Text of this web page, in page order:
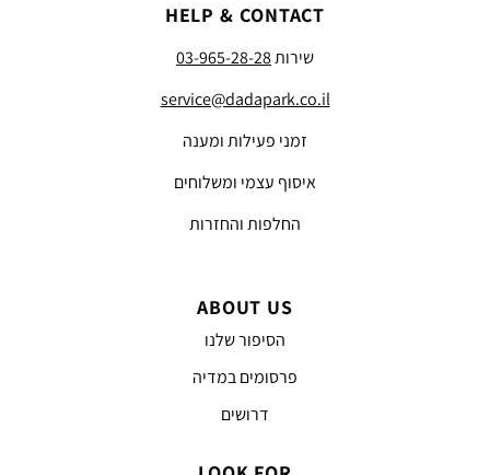
HELP & CONTACT
שירות03-965-28-28
service@dadapark.co.il
זמני פעילות ומענה
איסוף עצמי ומשלוחים
החלפות והחזרות
ABOUT US
הסיפור שלנו
פרסומים במדיה
דרושים